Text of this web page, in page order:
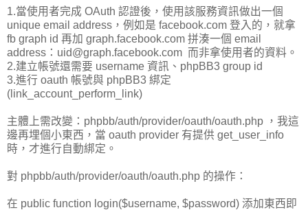
1.當使用者完成 OAuth 認證後，使用該服務資訊做出一個
unique email address，例如是 facebook.com 登入的，就拿
fb graph id 再加 graph.facebook.com 拼湊一個 email
address：uid@graph.facebook.com 而非拿使用者的資料。
2.建立帳號還需要 username 資訊、phpBB3 group id
3.進行 oauth 帳號與 phpBB3 綁定
(link_account_perform_link)
主體上需改變：phpbb/auth/provider/oauth/oauth.php ，我這
邊再埋個小東西，當 oauth provider 有提供 get_user_info
時，才進行自動綁定。
對 phpbb/auth/provider/oauth/oauth.php 的操作：
在 public function login($username, $password) 添加東西即